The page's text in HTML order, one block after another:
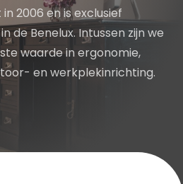
2006 en is exclusief
de Benelux. Intussen zijn we
waarde in ergonomie,
en werkplekinrichting.